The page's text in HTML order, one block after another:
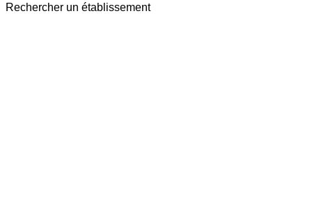
Rechercher un établissement